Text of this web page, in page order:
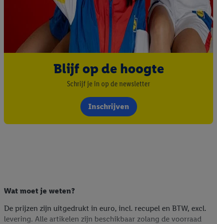
Blijf op de hoogte
Schrijf je in op de newsletter
Inschrijven
Wat moet je weten?
De prijzen zijn uitgedrukt in euro, incl. recupel en BTW, excl.
levering. Alle artikelen zijn beschikbaar zolang de voorraad